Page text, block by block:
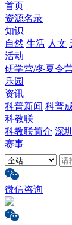
首页
资源名录
知识
自然 生活 人文
活动
研学营/冬夏令
乐园
资讯
科普新闻 科普
科教联
科教联简介 深
赛事
微信咨询